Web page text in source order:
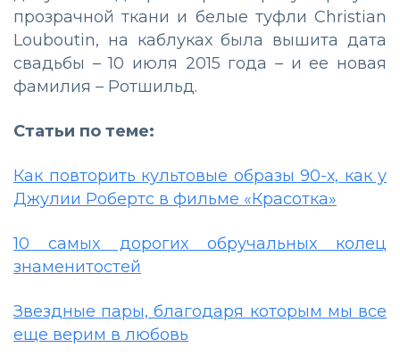
прозрачной ткани и белые туфли Christian
Louboutin, на каблуках была вышита дата
свадьбы – 10 июля 2015 года – и ее новая
фамилия – Ротшильд.
Статьи по теме:
Как повторить культовые образы 90-х, как у
Джулии Робертс в фильме «Красотка»
10 самых дорогих обручальных колец
знаменитостей
Звездные пары, благодаря которым мы все
еще верим в любовь